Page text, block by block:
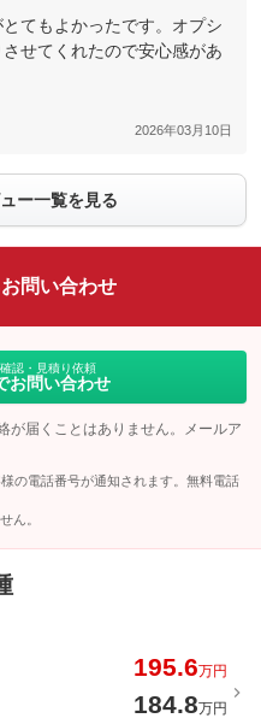
てもよかったです。オプシ
せてくれたので安心感があ
2026年03月10日
ー一覧を見る
問い合わせ
認・見積り依頼
お問い合わせ
が届くことはありません。メールア
の電話番号が通知されます。無料電話
ん。
195.6万円
184.8万円